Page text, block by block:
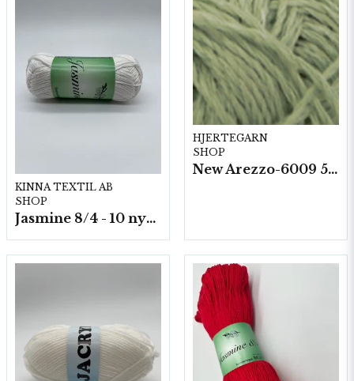
KINNA TEXTIL AB
SHOP
Jasmine 8/4 - 10 nystan a50g./fp.
HJERTEGARN
SHOP
New Arezzo-6009 50g./nyst. 10 st/fp.